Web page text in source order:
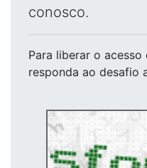
conosco.
Para liberar o acesso
responda ao desafio